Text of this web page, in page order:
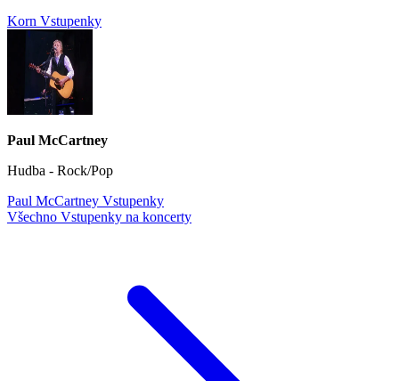
Korn Vstupenky
Paul McCartney
Hudba - Rock/Pop
Paul McCartney Vstupenky
Všechno Vstupenky na koncerty